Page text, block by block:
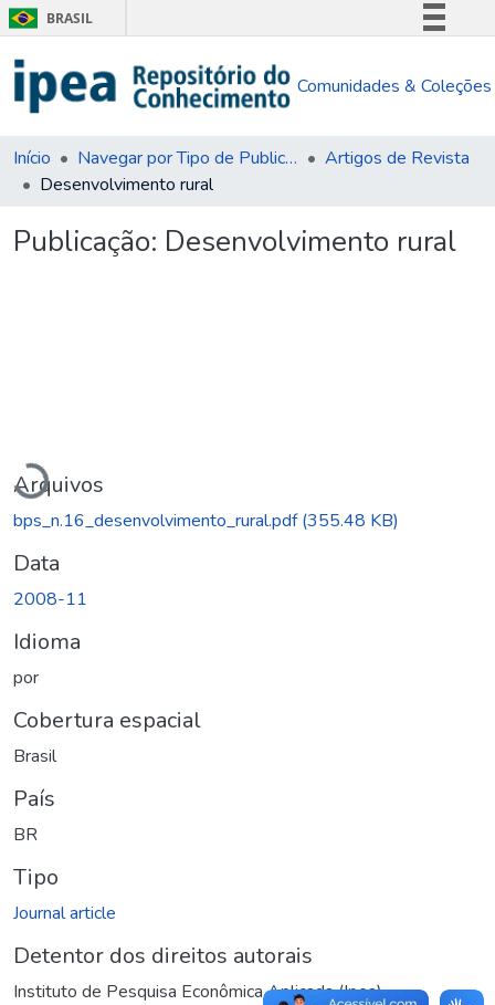
BRASIL
Comunica BR
Acesso à informação
Comunidades & Coleções
Início Navegar por Tipo de Publicação
Artigos de Revista
Desenvolvimento rural
Publicação: Desenvolvimento rural
Carregando...
Arquivos
bps_n.16_desenvolvimento_rural.pdf(355.48 KB)
Data
2008-11
Idioma
por
Cobertura espacial
Brasil
País
BR
Tipo
Journal article
Detentor dos direitos autorais
Instituto de Pesquisa Econômica Aplicada (Ipea)